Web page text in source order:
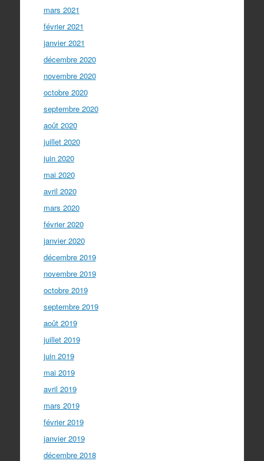
mars 2021
février 2021
janvier 2021
décembre 2020
novembre 2020
octobre 2020
septembre 2020
août 2020
juillet 2020
juin 2020
mai 2020
avril 2020
mars 2020
février 2020
janvier 2020
décembre 2019
novembre 2019
octobre 2019
septembre 2019
août 2019
juillet 2019
juin 2019
mai 2019
avril 2019
mars 2019
février 2019
janvier 2019
décembre 2018